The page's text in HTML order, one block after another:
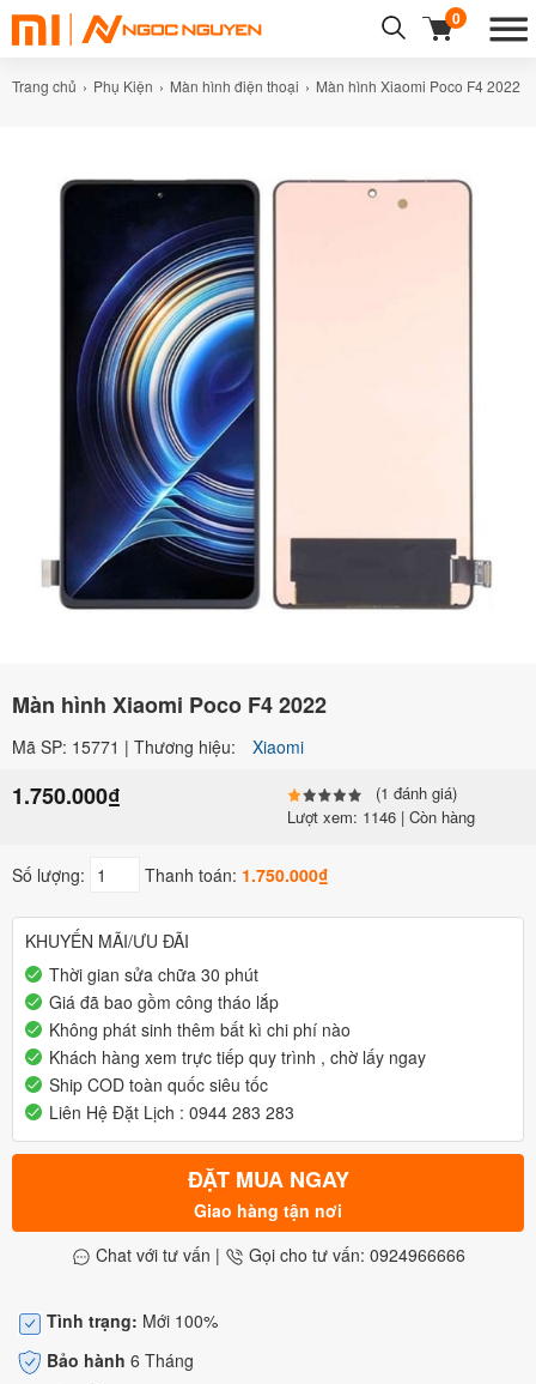
0
Trang chủ Phụ Kiện Màn hình điện thoại Màn hình Xiaomi Poco F4 2022
Màn hình Xiaomi Poco F4 2022
Mã SP: 15771 | Thương hiệu: Xiaomi
1.750.000₫
(1 đánh giá)
Lượt xem: 1146 | Còn hàng
Số lượng: Thanh toán: 1.750.000₫
KHUYẾN MÃI/ƯU ĐÃI
Thời gian sửa chữa 30 phút
Giá đã bao gồm công tháo lắp
Không phát sinh thêm bất kì chi phí nào
Khách hàng xem trực tiếp quy trình , chờ lấy ngay
Ship COD toàn quốc siêu tốc
Liên Hệ Đặt Lịch : 0944 283 283
ĐẶT MUA NGAY
Giao hàng tận nơi
Chat với tư vấn | Gọi cho tư vấn: 0924966666
Tình trạng: Mới 100%
Bảo hành 6 Tháng